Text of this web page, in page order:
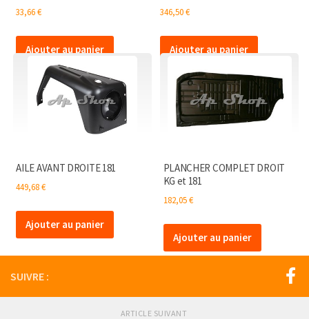
33,66€
Ajouter au panier
346,50€
Ajouter au panier
AILE AVANT DROITE 181
449,68€
Ajouter au panier
PLANCHER COMPLET DROIT
KG et 181
182,05€
Ajouter au panier
SUIVRE :
ARTICLE SUIVANT